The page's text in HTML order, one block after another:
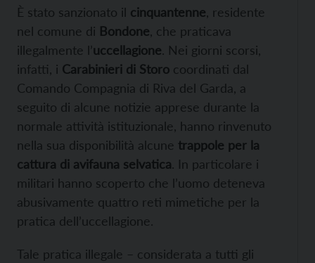
È stato sanzionato il cinquantenne , residente
nel comune di Bondone , che praticava
illegalmente l’uccellagione. Nei giorni scorsi,
infatti, i Carabinieri di Storo coordinati dal
Comando Compagnia di Riva del Garda, a
seguito di alcune notizie apprese durante la
normale attività istituzionale, hanno rinvenuto
nella sua disponibilità alcune trappole per la
cattura di avifauna selvatica. In particolare i
militari hanno scoperto che l’uomo deteneva
abusivamente quattro reti mimetiche per la
pratica dell’uccellagione.
Tale pratica illegale – considerata a tutti gli